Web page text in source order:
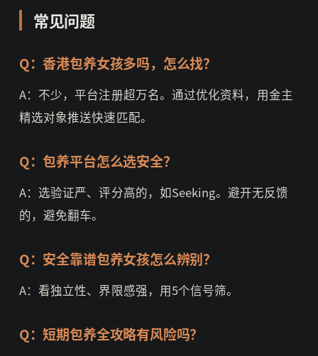
常见问题
Q：香港包养女孩多吗，怎么找？
A：不少，平台注册超万名。通过优化资料，用金主
精选对象推送快速匹配。
Q：包养平台怎么选安全？
A：选验证严、评分高的，如Seeking。避开无反馈
的，避免翻车。
Q：安全靠谱包养女孩怎么辨别？
A：看独立性、界限感强，用5个信号筛。
Q：短期包养全攻略有风险吗？